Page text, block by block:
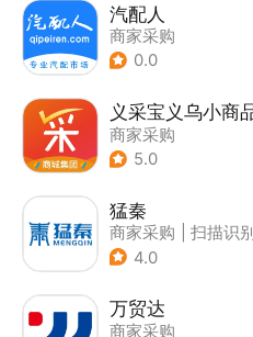
汽配人
商家采购
0.0
商家采购
5.0
猛秦
商家采购
扫描识别
4.0
万贸达
商家采购